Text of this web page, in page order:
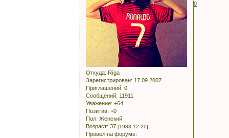
Откуда: Rīga
Зарегистрирован: 17.09.2007
Приглашений: 0
Сообщений: 11911
Уважение: +64
Позитив: +0
Пол: Женский
Возраст: 37 [1988-12-20]
Провел на форуме:
0